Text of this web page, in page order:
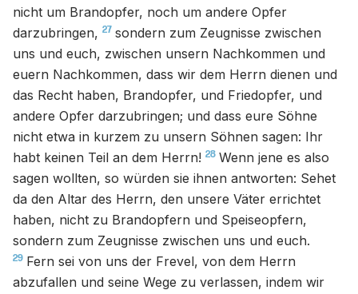
nicht um Brandopfer, noch um andere Opfer
darzubringen, 27 sondern zum Zeugnisse zwischen
uns und euch, zwischen unsern Nachkommen und
euern Nachkommen, dass wir dem Herrn dienen und
das Recht haben, Brandopfer, und Friedopfer, und
andere Opfer darzubringen; und dass eure Söhne
nicht etwa in kurzem zu unsern Söhnen sagen: Ihr
habt keinen Teil an dem Herrn! 28 Wenn jene es also
sagen wollten, so würden sie ihnen antworten: Sehet
da den Altar des Herrn, den unsere Väter errichtet
haben, nicht zu Brandopfern und Speiseopfern,
sondern zum Zeugnisse zwischen uns und euch.
29 Fern sei von uns der Frevel, von dem Herrn
abzufallen und seine Wege zu verlassen, indem wir